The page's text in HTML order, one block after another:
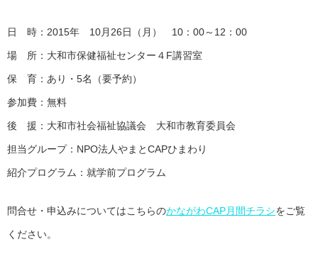
日 時：2015年 10月26日（月） 10：00～12：00
場 所：大和市保健福祉センター４F講習室
保 育：あり・5名（要予約）
参加費：無料
後 援：大和市社会福祉協議会 大和市教育委員会
担当グループ：NPO法人やまとCAPひまわり
紹介プログラム：就学前プログラム
問合せ・申込みについてはこちらのかながわCAP月間チラシをご覧
ください。